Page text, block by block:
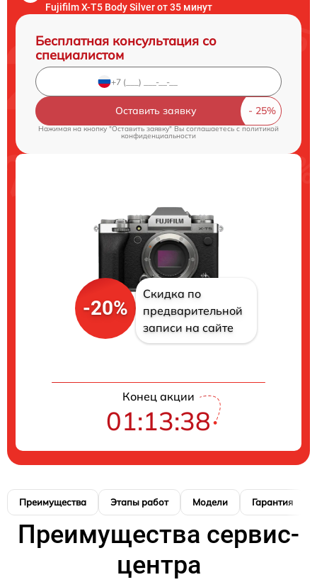
Fujifilm X-T5 Body Silver от 35 минут
Бесплатная консультация со
специалистом
Оставить заявку
Нажимая на кнопку "Оставить заявку" Вы соглашаетесь c политикой
конфиденциальности
-20%
Скидка по
предварительной
записи на сайте
Конец акции
01:13:38
Преимущества Этапы работ Модели Гарантия
Преимущества сервис-
центра